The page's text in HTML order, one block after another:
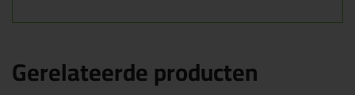
Gerelateerde producten